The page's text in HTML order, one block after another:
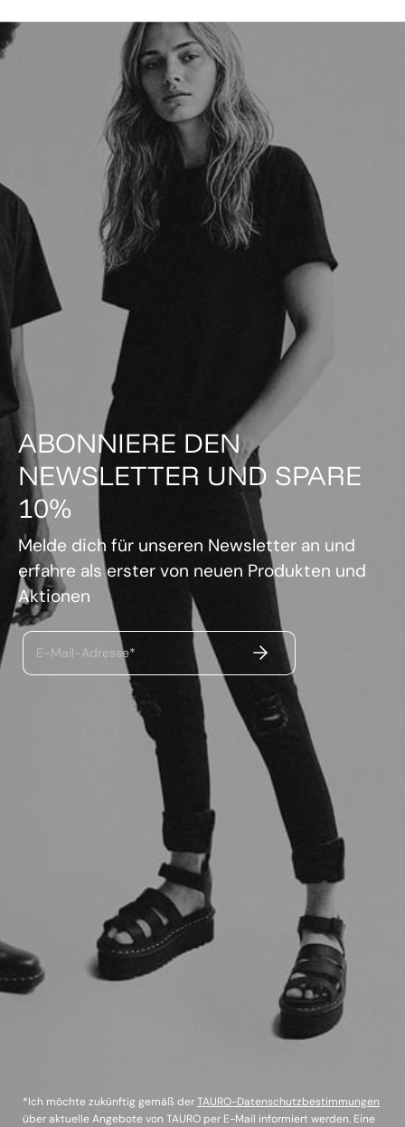
ABONNIERE DEN
NEWSLETTER UND SPARE
10%
Melde dich für unseren Newsletter an und
erfahre als erster von neuen Produkten und
Aktionen
E-Mail-Adresse* ABSENDEN
*Ich möchte zukünftig gemäß derTAURO-Datenschutzbestimmungen
über aktuelle Angebote von TAURO per E-Mail informiert werden. Eine